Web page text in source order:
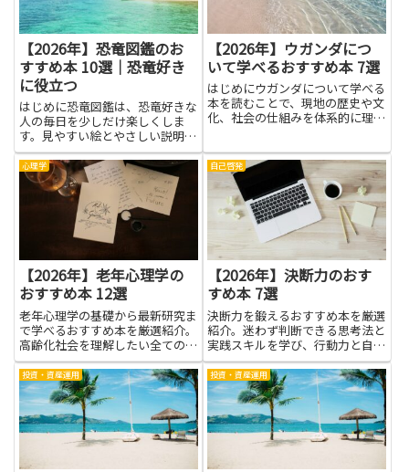
【2026年】恐竜図鑑のお
すすめ本 10選｜恐竜好き
に役立つ
はじめに恐竜図鑑は、恐竜好きな
人の毎日を少しだけ楽しくしま
す。見やすい絵とやさしい説明が
そろえば、名前や姿、くらしのよ
うすを自然に覚えられます。読み
進めるうちに、昔の地球の姿を想
像する力が育ち、博物館の展示を
より深く読み解く手助けにもなり
【2026年】ウガンダにつ
いて学べるおすすめ本 7選
はじめにウガンダについて学べる
本を読むことで、現地の歴史や文
化、社会の仕組みを体系的に理解
や暮らし、自然環境への理解を深
める手段です。旅行前の基礎知識
や研究・仕事で必要な背景情
報、...
心理学
【2026年】老年心理学の
おすすめ本 12選
老年心理学の基礎から最新研究ま
で学べるおすすめ本を厳選紹介。
高齢化社会を理解したい全ての人
に役立つ内容です。
自己啓発
【2026年】決断力のおす
すめ本 7選
決断力を鍛えるおすすめ本を厳選
紹介。迷わず判断できる思考法と
実践スキルを学び、行動力と自信
を身につけましょう。
投資・資産運用 投資・資産運用